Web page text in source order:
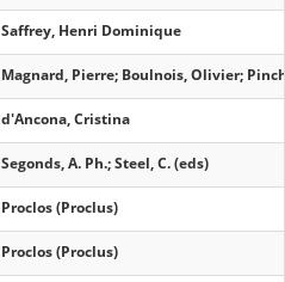
Saffrey, Henri Dominique
Magnard, Pierre; Boulnois, Olivier;
d'Ancona, Cristina
Segonds, A. Ph.; Steel, C. (eds)
Proclos (Proclus)
Proclos (Proclus)